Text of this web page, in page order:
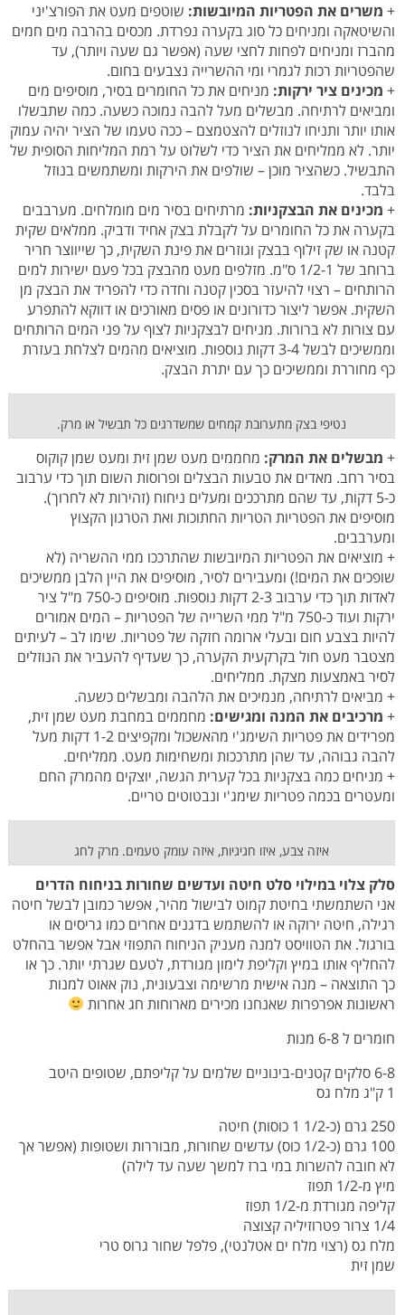
+ משרים את הפטריות המיובשות: שוטפים מעט את הפורצ'יני
והשיטאקה ומניחים כל סוג בקערה נפרדת. מכסים בהרבה מים חמים
מהברז ומניחים לפחות לחצי שעה (אפשר גם שעה ויותר), עד
שהפטריות רכות לגמרי ומי ההשרייה נצבעים בחום.
+ מכינים ציר ירקות: מניחים את כל החומרים בסיר, מוסיפים מים
ומביאים לרתיחה. מבשלים מעל להבה נמוכה כשעה. כמה שתבשלו
אותו יותר ותניחו לנוזלים להצטמצם – ככה טעמו של הציר יהיה עמוק
יותר. לא ממליחים את הציר כדי לשלוט על רמת המליחות הסופית של
התבשיל. כשהציר מוכן – שולפים את הירקות ומשתמשים בנוזל
בלבד.
+ מכינים את הבצקניות: מרתיחים בסיר מים מומלחים. מערבבים
בקערה את כל החומרים על לקבלת בצק אחיד ודביק. ממלאים שקית
קטנה או שק זילוף בבצק וגוזרים את פינת השקית, כך שייווצר חריר
ברוחב של 1/2-1 ס"מ. מזלפים מעט מהבצק בכל פעם ישירות למים
הרותחים – רצוי להיעזר בסכין קטנה וחדה כדי להפריד את הבצק מן
השקית. אפשר ליצור כדורונים או פסים מאורכים או דווקא להתפרע
עם צורות לא ברורות. מניחים לבצקניות לצוף על פני המים הרותחים
וממשיכים לבשל 3-4 דקות נוספות. מוציאים מהמים לצלחת בעזרת
כף מחוררת וממשיכים כך עם יתרת הבצק.
נטיפי בצק מתערובת קמחים שמשדרגים כל תבשיל או מרק.
+ מבשלים את המרק: מחממים מעט שמן זית ומעט שמן קוקוס
בסיר רחב. מאדים את טבעות הבצלים ופרוסות השום תוך כדי ערבוב
כ-5 דקות, עד שהם מתרככים ומעלים ניחוח (זהירות לא לחרוך).
מוסיפים את הפטריות הטריות החתוכות ואת הטרגון הקצוץ
ומערבבים.
+ מוציאים את הפטריות המיובשות שהתרככו ממי ההשריה (לא
שופכים את המים!) ומעבירים לסיר, מוסיפים את היין הלבן ממשיכים
לאדות תוך כדי ערבוב 2-3 דקות נוספות. מוסיפים כ-750 מ"ל ציר
ירקות ועוד כ-750 מ"ל ממי השרייה של הפטריות – המים אמורים
להיות בצבע חום ובעלי ארומה חזקה של פטריות. שימו לב – לעיתים
מצטבר מעט חול בקרקעית הקערה, כך שעדיף להעביר את הנוזלים
לסיר באמצעות מצקת. ממליחים.
+ מביאים לרתיחה, מנמיכים את הלהבה ומבשלים כשעה.
+ מרכיבים את המנה ומגישים: מחממים במחבת מעט שמן זית,
מפרידים את פטריות השימג'י מהאשכול ומקפיצים 1-2 דקות מעל
להבה גבוהה, עד שהן מתרככות ומשחימות מעט. ממליחים.
+ מניחים כמה בצקניות בכל קערית הגשה, יוצקים מהמרק החם
ומעטרים בכמה פטריות שימג'י ונבטוטים טריים.
איזה צבע, איזו חגיגיות, איזה עומק טעמים. מרק לחג
סלק צלוי במילוי סלט חיטה ועדשים שחורות בניחוח הדרים
אני השתמשתי בחיטת קמוט לבישול מהיר, אפשר כמובן לבשל חיטה
רגילה, חיטה ירוקה או להשתמש בדגנים אחרים כמו גריסים או
בורגול. את הטוויסט למנה מעניק הניחוח התפוזי אבל אפשר בהחלט
להחליף אותו במיץ וקליפת לימון מגורדת, לטעם שגרתי יותר. כך או
כך התוצאה – מנה אישית מרשימה וצבעונית, נוק אאוט למנות
ראשונות אפרפרות שאנחנו מכירים מארוחות חג אחרות
חומרים ל 6-8 מנות
6-8 סלקים קטנים-בינוניים שלמים על קליפתם, שטופים היטב
1 ק"ג מלח גס
250 גרם (כ-1/2 1 כוסות) חיטה
100 גרם (כ-1/2 כוס) עדשים שחורות, מבוררות ושטופות (אפשר אך
לא חובה להשרות במי ברז למשך שעה עד לילה)
מיץ מ-1/2 תפוז
קליפה מגורדת מ-1/2 תפוז
1/4 צרור פטרוזיליה קצוצה
מלח גס (רצוי מלח ים אטלנטי), פלפל שחור גרוס טרי
שמן זית